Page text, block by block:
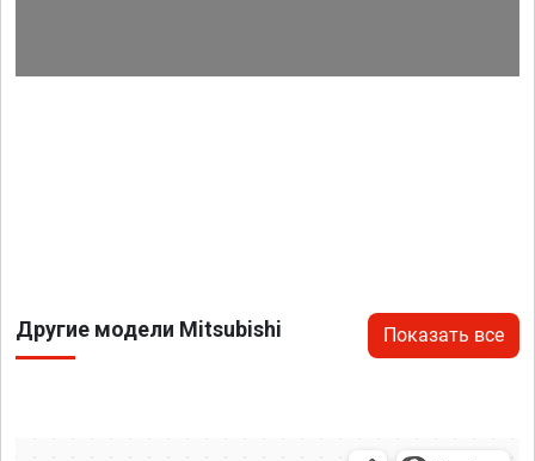
Другие модели Mitsubishi Показать все